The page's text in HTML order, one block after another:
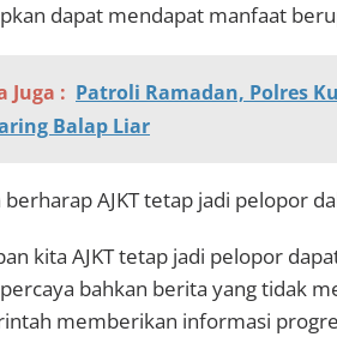
dapat mendapat manfaat
Juga : Patroli Ramadan, Polres
Balap Liar
berharap AJKT tetap jadi pelopor
kita AJKT tetap jadi pelopor
bahkan berita yang tidak
memberikan informasi